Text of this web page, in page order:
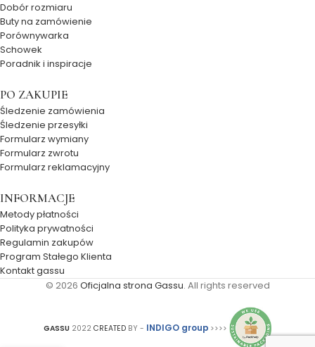
Dobór rozmiaru
Buty na zamówienie
Porównywarka
Schowek
Poradnik i inspiracje
PO ZAKUPIE
Śledzenie zamówienia
Śledzenie przesyłki
Formularz wymiany
Formularz zwrotu
Formularz reklamacyjny
INFORMACJE
Metody płatności
Polityka prywatności
Regulamin zakupów
Program Stałego Klienta
Kontakt gassu
© 2026 Oficjalna strona Gassu. All rights reserved
GASSU 2022 CREATED BY - INDIGO group >>>>